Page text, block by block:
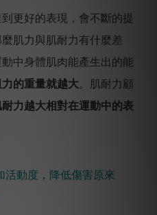
更好的表現，會不斷的提
肌力與肌耐力有什麼差
中身體肌肉能產生出的能
的重量就越大。肌耐力顧
耐力越大相對在運動中的表
活動度，降低傷害原來